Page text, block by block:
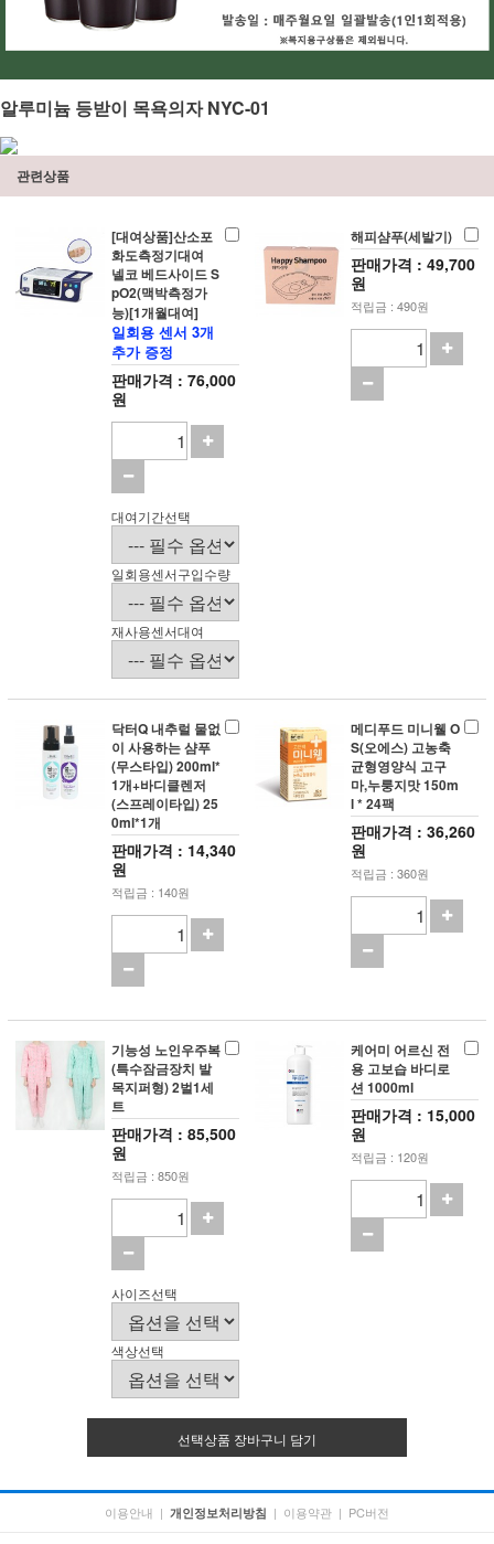
알루미늄 등받이 목욕의자 NYC-01
관련상품
[대여상품]산소포
화도측정기대여
넬코 베드사이드 S
pO2(맥박측정가
능)[1개월대여]
일회용 센서 3개
추가 증정
판매가격 : 76,000
원
대여기간선택
일회용센서구입수량
재사용센서대여
해피샴푸(세발기)
판매가격 : 49,700
원
적립금 : 490원
닥터Q 내추럴 물없
이 사용하는 샴푸
(무스타입) 200ml*
1개+바디클렌저
(스프레이타입) 25
0ml*1개
판매가격 : 14,340
원
적립금 : 140원
메디푸드 미니웰 O
S(오에스) 고농축
균형영양식 고구
마,누룽지맛 150m
l * 24팩
판매가격 : 36,260
원
적립금 : 360원
기능성 노인우주복
(특수잠금장치 발
목지퍼형) 2벌1세
트
판매가격 : 85,500
원
적립금 : 850원
사이즈선택
색상선택
케어미 어르신 전
용 고보습 바디로
션 1000ml
판매가격 : 15,000
원
적립금 : 120원
선택상품 장바구니 담기
이용안내 | 개인정보처리방침 | 이용약관 | PC버전